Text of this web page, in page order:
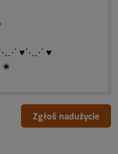
♥⋱⋰ ♥
✬
Zgłoś nadużycie